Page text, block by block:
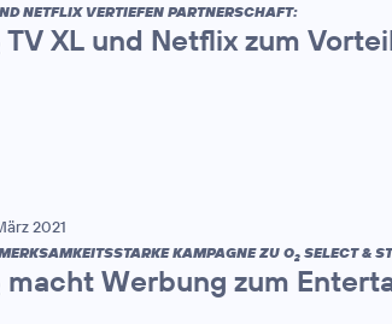
NETFLIX VERTIEFEN PARTNERSCHAFT:
TV XL und Netflix zum
2021
KAMPAGNE ZU O2 SELECT &
macht Werbung zum